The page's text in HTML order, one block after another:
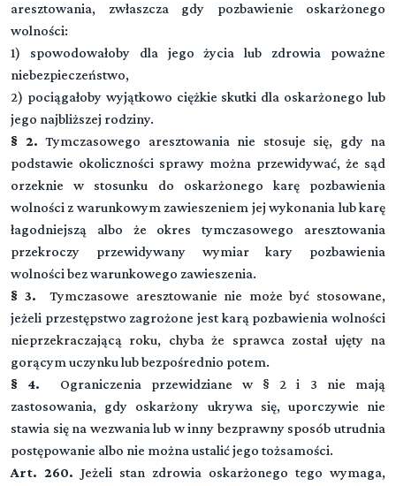
aresztowania, zwłaszcza gdy pozbawienie oskarżonego
wolności:
1) spowodowałoby dla jego życia lub zdrowia poważne
niebezpieczeństwo,
2) pociągałoby wyjątkowo ciężkie skutki dla oskarżonego lub
jego najbliższej rodziny.
§ 2. Tymczasowego aresztowania nie stosuje się, gdy na
podstawie okoliczności sprawy można przewidywać, że sąd
orzeknie w stosunku do oskarżonego karę pozbawienia
wolności z warunkowym zawieszeniem jej wykonania lub karę
łagodniejszą albo że okres tymczasowego aresztowania
przekroczy przewidywany wymiar kary pozbawienia
wolności bez warunkowego zawieszenia.
§ 3. Tymczasowe aresztowanie nie może być stosowane,
jeżeli przestępstwo zagrożone jest karą pozbawienia wolności
nieprzekraczającą roku, chyba że sprawca został ujęty na
gorącym uczynku lub bezpośrednio potem.
§ 4. Ograniczenia przewidziane w § 2 i 3 nie mają
zastosowania, gdy oskarżony ukrywa się, uporczywie nie
stawia się na wezwania lub w inny bezprawny sposób utrudnia
postępowanie albo nie można ustalić jego tożsamości.
Art. 260. Jeżeli stan zdrowia oskarżonego tego wymaga,